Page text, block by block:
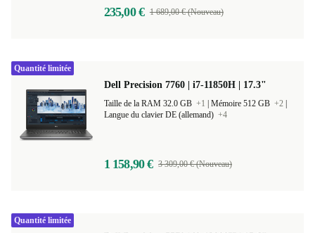
235,00 € 1 689,00 € (Nouveau)
Dell Precision 7760 | i7-11850H | 17.3"
Taille de la RAM 32.0 GB +1 Mémoire 512 GB +2
Langue du clavier DE (allemand) +4
1 158,90 € 3 309,00 € (Nouveau)
Quantité limitée
Quantité limitée